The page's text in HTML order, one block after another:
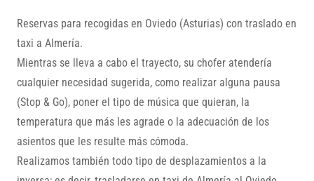
Reservas para recogidas en Oviedo (Asturias) con traslado en
taxi a Almería.
Mientras se lleva a cabo el trayecto, su chofer atendería
cualquier necesidad sugerida, como realizar alguna pausa
(Stop & Go), poner el tipo de música que quieran, la
temperatura que más les agrade o la adecuación de los
asientos que les resulte más cómoda.
Realizamos también todo tipo de desplazamientos a la